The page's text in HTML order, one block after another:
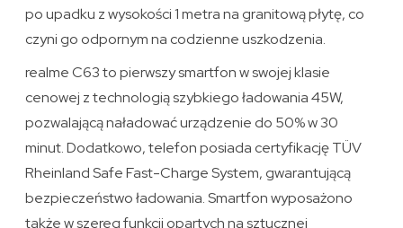
po upadku z wysokości 1 metra na granitową płytę, co
czyni go odpornym na codzienne uszkodzenia.
realme C63 to pierwszy smartfon w swojej klasie
cenowej z technologią szybkiego ładowania 45W,
pozwalającą naładować urządzenie do 50% w 30
minut. Dodatkowo, telefon posiada certyfikację TÜV
Rheinland Safe Fast-Charge System, gwarantującą
bezpieczeństwo ładowania. Smartfon wyposażono
także w szereg funkcji opartych na sztucznej